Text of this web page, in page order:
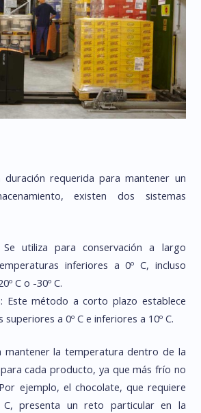
duración requerida para mantener un
existen dos sistemas
Se utiliza para conservación a largo
inferiores a 0º C, incluso
C o -30º C.
Este método a corto plazo establece
a 0º C e inferiores a 10º C.
mantener la temperatura dentro de la
cada producto, ya que más frío no
ejemplo, el chocolate, que requiere
C, presenta un reto particular en la